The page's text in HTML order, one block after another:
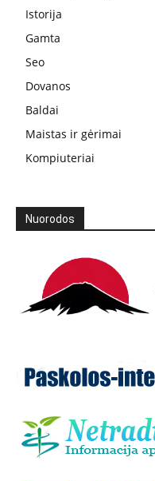
Istorija
Gamta
Seo
Dovanos
Baldai
Maistas ir gėrimai
Kompiuteriai
Nuorodos